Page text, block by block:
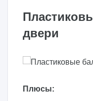
двери
Плюсы: